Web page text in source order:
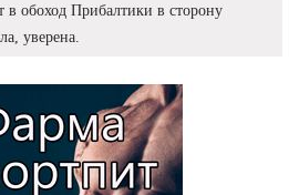
в обоход Прибалтики в сторону
уверена.